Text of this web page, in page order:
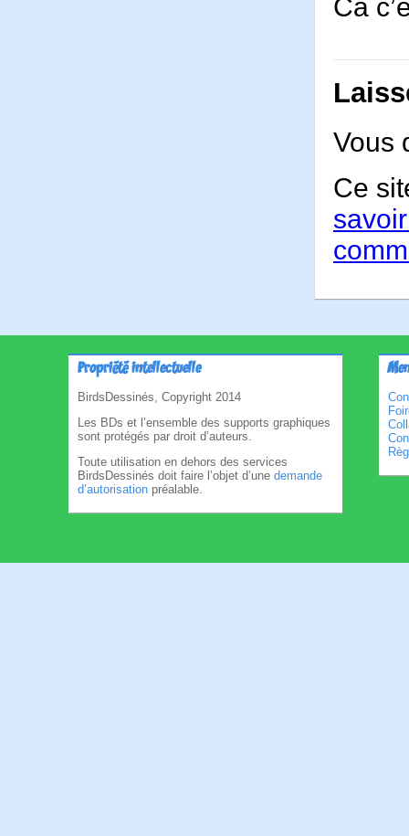
Ca
Vous
Ce
Propriété intellectuelle
BirdsDessinés, Copyright 2014
Les BDs et l’ensemble des supports graphiques
sont protégés par droit d’auteurs.
Toute utilisation en dehors des services
BirdsDessinés doit faire l’objet d’une demande
d’autorisation préalable.